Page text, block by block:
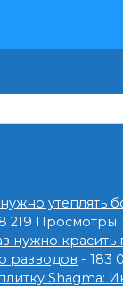
утеплять
219 Просмотры
нужно красить
разводов - 183
Shagma: